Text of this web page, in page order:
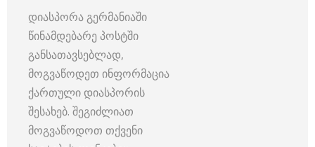
დიასპორა გერმანიაში
წინამდებარე პოსტში
განსათავსებლად,
მოგვაწოდეთ ინფორმაცია
ქართული დიასპორის
შესახებ. შეგიძლიათ
მოგვაწოდოთ თქვენი